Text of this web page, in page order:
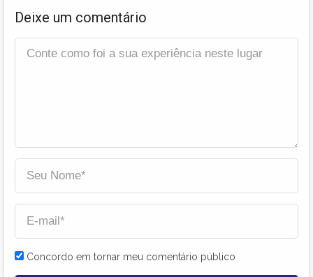
Deixe um comentário
Concordo em tornar meu comentário público